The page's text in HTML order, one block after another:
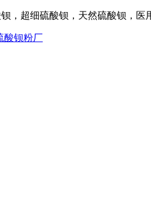
超细硫酸钡，天然硫酸钡，医